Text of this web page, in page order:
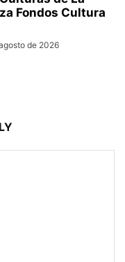
Fondos Cultura
de 2026